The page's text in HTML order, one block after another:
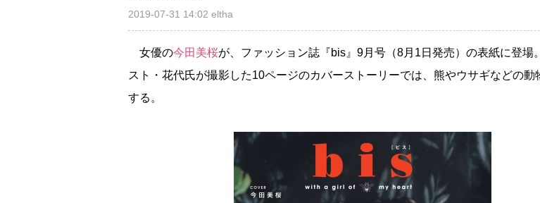
2019-07-31 14:02 eltha
女優の今田美桜が、ファッション誌『bis』9月号（8月1日発売）の表紙に登場
スト・花代氏が撮影した10ページのカバーストーリーでは、熊やウサギなどの動
する。